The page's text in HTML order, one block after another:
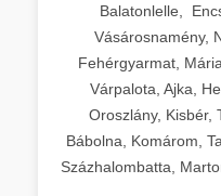
Balatonlelle,
Vásárosnamény,
Fehérgyarmat,
Várpalota, Ajka,
Oroszlány, Kisbér,
Bábolna, Komárom,
Százhalombatta,